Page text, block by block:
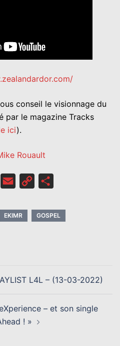
conseil le visionnage du
par le magazine Tracks
ici).
Rouault
Snapchat
Email
Copy
EKIMR
GOSPEL
L4L – (13-03-2022)
– et son single
! »